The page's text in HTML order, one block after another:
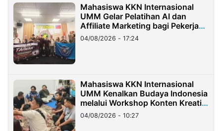
Mahasiswa KKN Internasional
UMM Gelar Pelatihan AI dan
Affiliate Marketing bagi Pekerja
Migran Indonesia di Taiwan
04/08/2026 - 17:24
Mahasiswa KKN Internasional
UMM Kenalkan Budaya Indonesia
melalui Workshop Konten Kreatif
di Taiwan
04/08/2026 - 10:27